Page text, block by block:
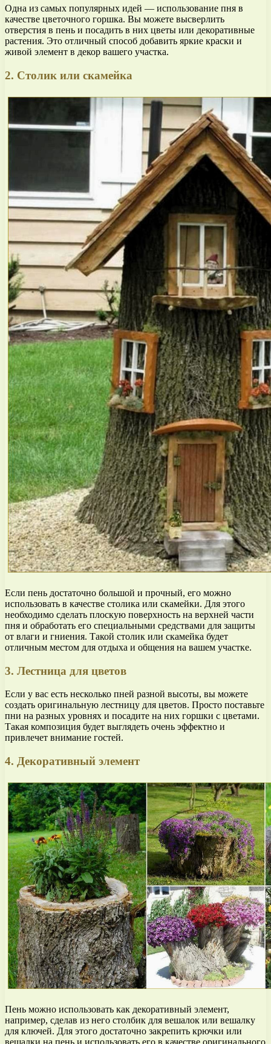
Одна из самых популярных идей — использование пня в
качестве цветочного горшка. Вы можете высверлить
отверстия в пень и посадить в них цветы или декоративные
растения. Это отличный способ добавить яркие краски и
живой элемент в декор вашего участка.
2. Столик или скамейка
Если пень достаточно большой и прочный, его можно
использовать в качестве столика или скамейки. Для этого
необходимо сделать плоскую поверхность на верхней части
пня и обработать его специальными средствами для защиты
от влаги и гниения. Такой столик или скамейка будет
отличным местом для отдыха и общения на вашем участке.
3. Лестница для цветов
Если у вас есть несколько пней разной высоты, вы можете
создать оригинальную лестницу для цветов. Просто поставьте
пни на разных уровнях и посадите на них горшки с цветами.
Такая композиция будет выглядеть очень эффектно и
привлечет внимание гостей.
4. Декоративный элемент
Пень можно использовать как декоративный элемент,
например, сделав из него столбик для вешалок или вешалку
для ключей. Для этого достаточно закрепить крючки или
вешалки на пень и использовать его в качестве оригинального